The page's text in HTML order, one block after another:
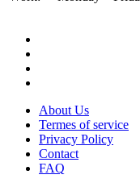
About Us
Termes of service
Privacy Policy
Contact
FAQ